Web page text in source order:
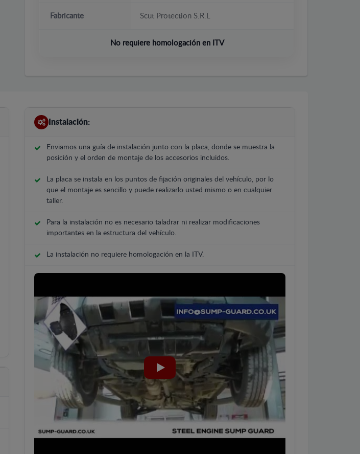
Fabricante Scut Protection S.R.L
No requiere homologación en ITV
Instalación:
Enviamos una guía de instalación junto con la placa, donde se muestra la
posición y el orden de montaje de los accesorios incluidos.
La placa se instala en los puntos de fijación originales del vehículo, por lo
que el montaje es sencillo y puede realizarlo usted mismo o en cualquier
taller.
Para la instalación no es necesario taladrar ni realizar modificaciones
importantes en la estructura del vehículo.
La instalación no requiere homologación en la ITV.